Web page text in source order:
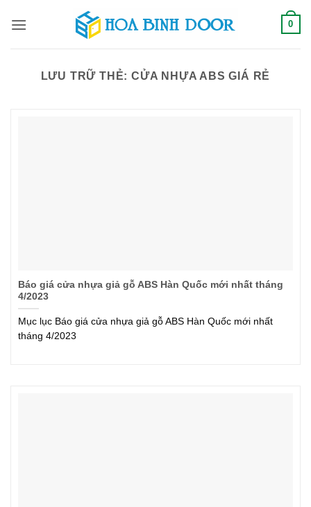
qua
0
LƯU TRỮ THẺ:CỬA NHỰA ABS GIÁ RẺ
Báo giá cửa nhựa giả gỗ ABS Hàn Quốc mới nhất tháng
4/2023
Mục lục Báo giá cửa nhựa giả gỗ ABS Hàn Quốc mới nhất
tháng 4/2023